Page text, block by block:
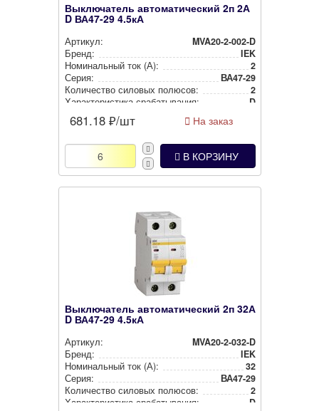
Выключатель автоматический 2п 2А
D ВА47-29 4.5кА
Артикул:
MVA20-2-002-D
Бренд:
IEK
Номи­наль­ный ток (А):
2
Серия:
ВА47-29
Количество силовых полюсов:
2
Харак­те­рис­ти­ка сра­ба­ты­ва­ния:
D
681.18 ₽/шт На заказ
В КОРЗИНУ
Выключатель автоматический 2п 32А
D ВА47-29 4.5кА
Артикул:
MVA20-2-032-D
Бренд:
IEK
Номи­наль­ный ток (А):
32
Серия:
ВА47-29
Количество силовых полюсов:
2
Харак­те­рис­ти­ка сра­ба­ты­ва­ния:
D